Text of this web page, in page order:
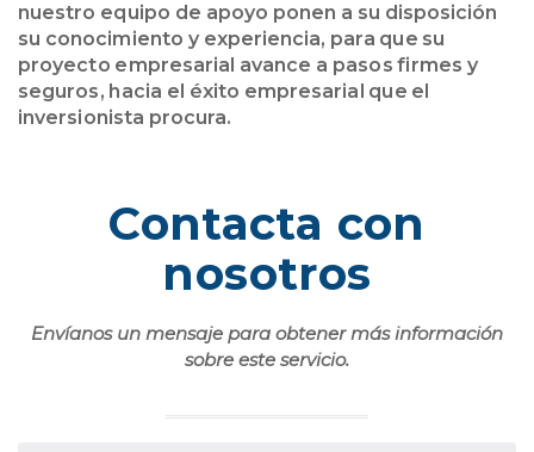
nuestro equipo de apoyo ponen a su disposición
su conocimiento y experiencia, para que su
proyecto empresarial avance a pasos firmes y
seguros, hacia el éxito empresarial que el
inversionista procura.
Contacta con
nosotros
Envíanos un mensaje para obtener más información
sobre este servicio.